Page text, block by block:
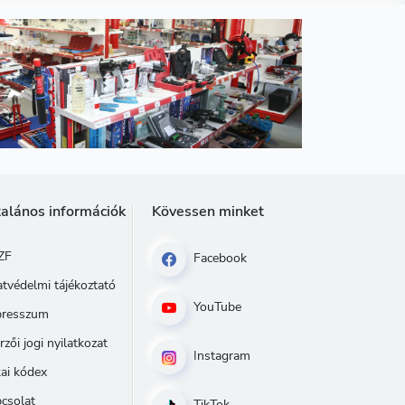
információk
tájékoztató
jogi nyilatkozat
kódex
Kövessen minket
Facebook
YouTube
Instagram